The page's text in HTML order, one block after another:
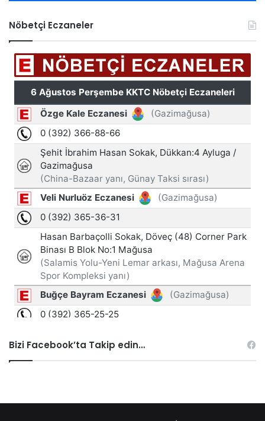
Nöbetçi Eczaneler
Bizi Facebook’ta Takip edin…